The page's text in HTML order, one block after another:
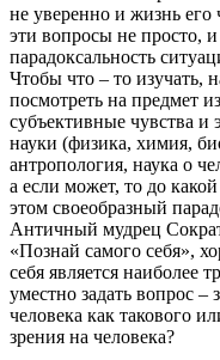
не уверенно и жизнь его
эти вопросы не просто,
парадоксальность
Чтобы что – то изучать,
посмотреть на предмет
субъективные чувства и
науки (физика, химия,
антропология, наука о
а если может, то до
этом своеобразный
Античный мудрец
«Познай самого себя»,
себя является наиболее
уместно задать вопрос
человека как такового
зрения на человека?